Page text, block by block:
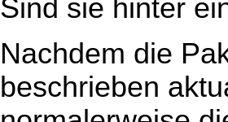
Sind sie hinter
Nachdem die
beschrieben